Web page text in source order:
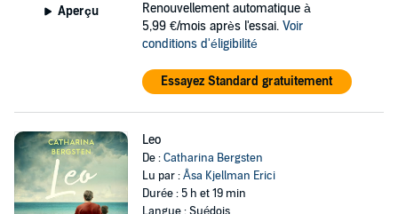
Aperçu
Renouvellement automatique à
5,99 €/mois après l'essai. Voir
conditions d'éligibilité
Essayez Standard gratuitement
Leo
De :Catharina Bergsten
Lu par :Åsa Kjellman Erici
Durée : 5 h et 19 min